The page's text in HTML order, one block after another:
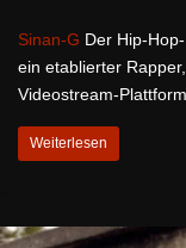
Sinan-G Der Hip-
ein etablierter
Videostream-
Weiterlesen